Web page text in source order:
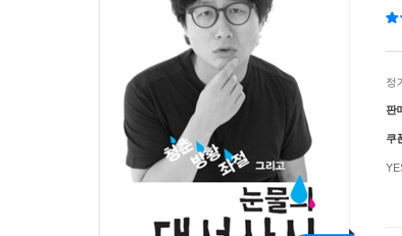
정
판
쿠